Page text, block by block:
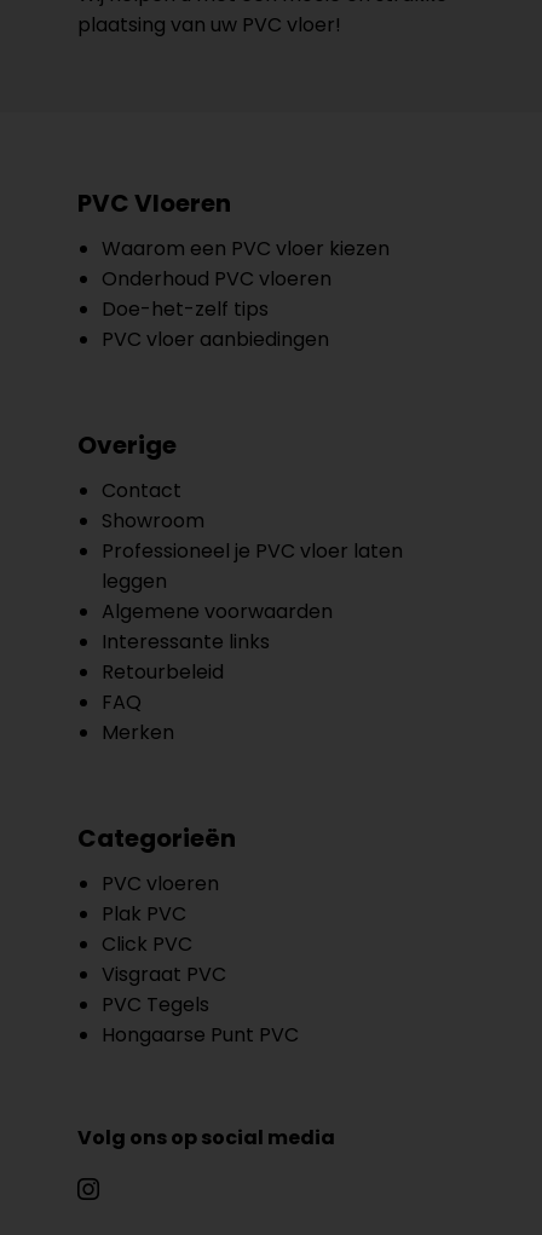
plaatsing van uw PVC vloer!
PVC Vloeren
Waarom een PVC vloer kiezen
Onderhoud PVC vloeren
Doe-het-zelf tips
PVC vloer aanbiedingen
Overige
Contact
Showroom
Professioneel je PVC vloer laten
leggen
Algemene voorwaarden
Interessante links
Retourbeleid
FAQ
Merken
Categorieën
PVC vloeren
Plak PVC
Click PVC
Visgraat PVC
PVC Tegels
Hongaarse Punt PVC
Volg ons op social media